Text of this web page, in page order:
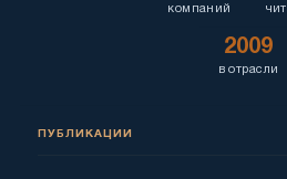
компаний
2009
в отрасли
ПУБЛИКАЦИИ